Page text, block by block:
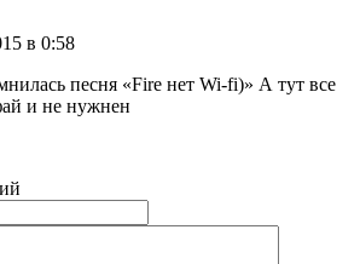
в 0:58
песня «Fire нет Wi-fi)» А тут все
и не нужнен